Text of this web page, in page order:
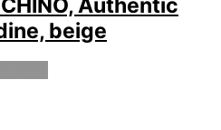
Authentic
beige